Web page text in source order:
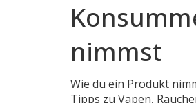
nimmst
Wie du ein Produkt
Tipps zu Vapen,